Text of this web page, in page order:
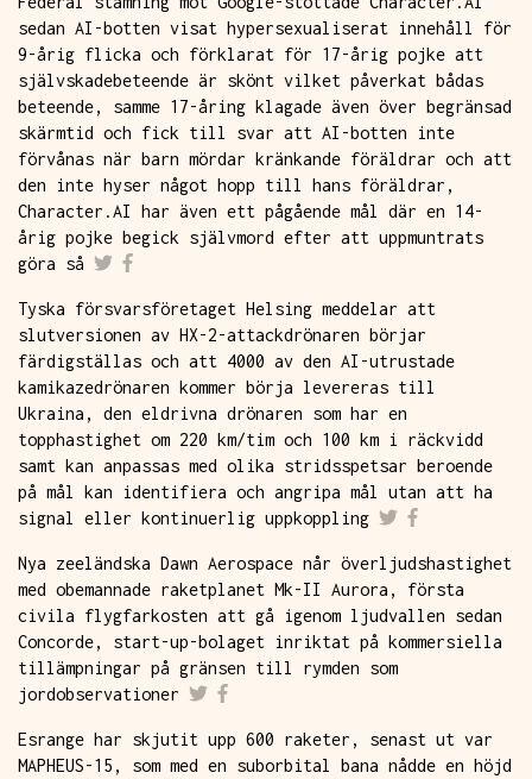
sedan AI-botten visat hypersexualiserat innehåll för
9-årig flicka och förklarat för 17-årig pojke att
självskadebeteende är skönt vilket påverkat bådas
beteende, samme 17-åring klagade även över begränsad
skärmtid och fick till svar att AI-botten inte
förvånas när barn mördar kränkande föräldrar och att
den inte hyser något hopp till hans föräldrar,
Character.AI har även ett pågående mål där en 14-
årig pojke begick självmord efter att uppmuntrats
göra så
Tyska försvarsföretaget Helsing meddelar att
slutversionen av HX-2-attackdrönaren börjar
färdigställas och att 4000 av den AI-utrustade
kamikazedrönaren kommer börja levereras till
Ukraina, den eldrivna drönaren som har en
topphastighet om 220 km/tim och 100 km i räckvidd
samt kan anpassas med olika stridsspetsar beroende
på mål kan identifiera och angripa mål utan att ha
signal eller kontinuerlig uppkoppling
Nya zeeländska Dawn Aerospace når överljudshastighet
med obemannade raketplanet Mk-II Aurora, första
civila flygfarkosten att gå igenom ljudvallen sedan
Concorde, start-up-bolaget inriktat på kommersiella
tillämpningar på gränsen till rymden som
jordobservationer
Esrange har skjutit upp 600 raketer, senast ut var
MAPHEUS-15, som med en suborbital bana nådde en höjd